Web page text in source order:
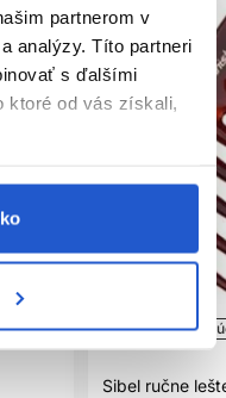
partnerom v
analýzy. Títo partneri
s ďalšími
ktoré od vás získali,
Oficiálna
Sibel ručne